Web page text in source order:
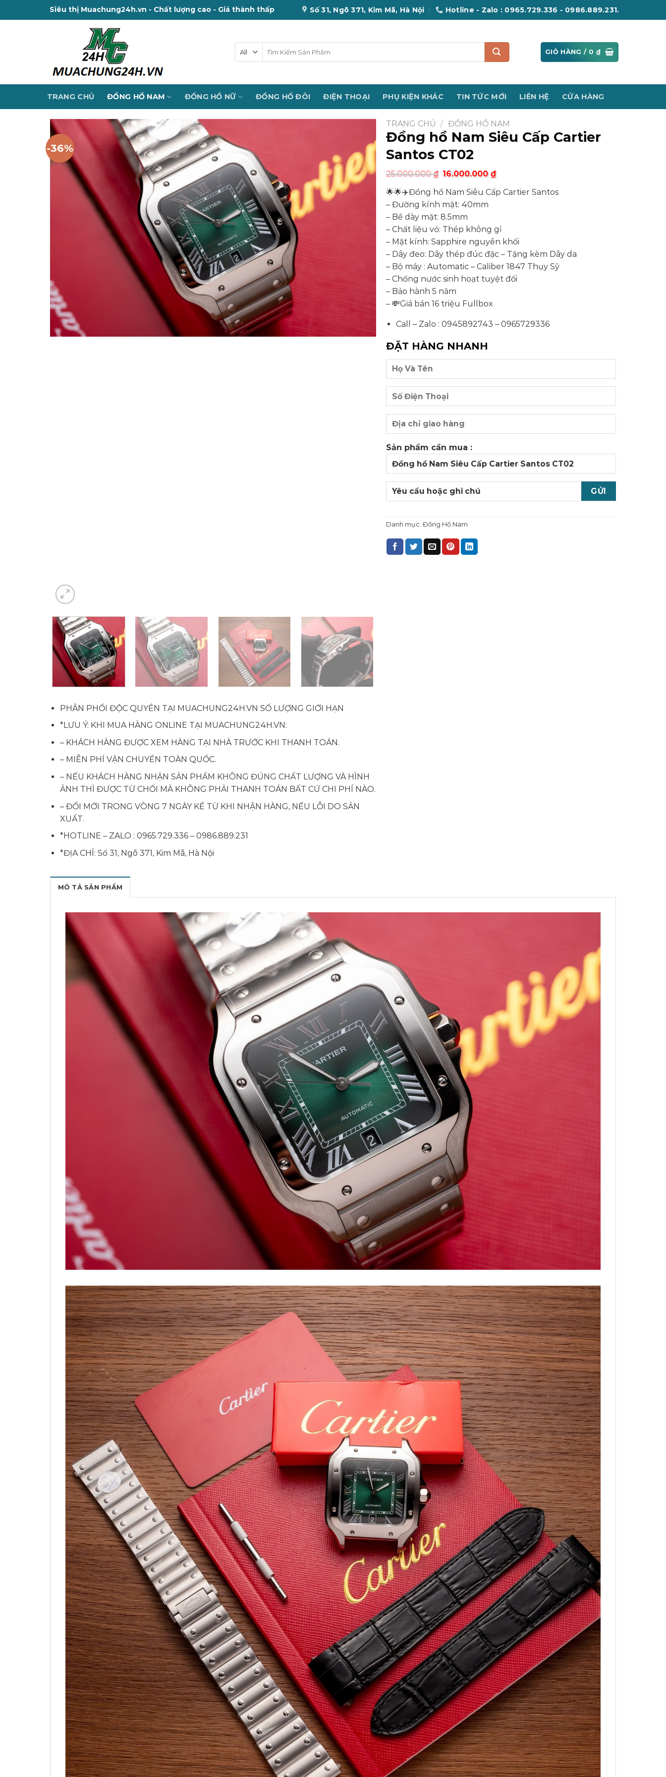
to
Siêu thị Muachung24h.vn - Chất lượng cao - Giá thành thấp Số 31, Ngõ 371, Kim Mã, Hà Nội Hotline - Zalo : 0965.729.336 - 0986.889.231.
kiếm:
GIỎ HÀNG / 0 ₫
TRANG CHỦ ĐỒNG HỒ NAM ĐỒNG HỒ NỮ ĐỒNG HỒ ĐÔI ĐIỆN THOẠI PHỤ KIỆN KHÁC TIN TỨC MỚI LIÊN HỆ CỬA HÀNG
-36%
PHÂN PHỐI ĐỘC QUYỀN TẠI MUACHUNG24H.VN SỐ LƯỢNG GIỚI HẠN
*LƯU Ý: KHI MUA HÀNG ONLINE TẠI MUACHUNG24H.VN:
– KHÁCH HÀNG ĐƯỢC XEM HÀNG TẠI NHÀ TRƯỚC KHI THANH TOÁN.
– MIỄN PHÍ VẬN CHUYỂN TOÀN QUỐC.
– NẾU KHÁCH HÀNG NHẬN SẢN PHẨM KHÔNG ĐÚNG CHẤT LƯỢNG VÀ HÌNH
ẢNH THÌ ĐƯỢC TỪ CHỐI MÀ KHÔNG PHẢI THANH TOÁN BẤT CỨ CHI PHÍ NÀO.
– ĐỔI MỚI TRONG VÒNG 7 NGÀY KỂ TỪ KHI NHẬN HÀNG, NẾU LỖI DO SẢN
XUẤT.
*HOTLINE – ZALO :0965.729.336 –0986.889.231
*ĐỊA CHỈ: Số 31, Ngõ 371, Kim Mã, Hà Nội
TRANG CHỦ / ĐỒNG HỒ NAM
Đồng hồ Nam Siêu Cấp Cartier
Santos CT02
25.000.000₫ 16.000.000₫
🌟🌟✈️Đồng hồ Nam Siêu Cấp Cartier Santos
– Đường kính mặt: 40mm
– Bề dày mặt: 8.5mm
– Chất liệu vỏ: Thép không gỉ
– Mặt kính: Sapphire nguyên khối
– Dây đeo: Dây thép đúc đặc – Tặng kèm Dây da
– Bộ máy : Automatic – Caliber 1847 Thụy Sỹ
– Chống nước sinh hoạt tuyệt đối
– Bảo hành 5 năm
– 💸Giá bán 16 triệu Fullbox
Call – Zalo : 0945892743 – 0965729336
ĐẶT HÀNG NHANH
Sản phẩm cần mua :
Danh mục: Đồng Hồ Nam
MÔ TẢ SẢN PHẨM